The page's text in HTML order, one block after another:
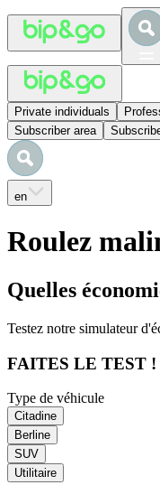
Private individuals
Subscriber area
en
Roulez
Quelles
Testez notre simulateur
FAITES LE TEST !
Type de véhicule
Citadine
Berline
SUV
Utilitaire